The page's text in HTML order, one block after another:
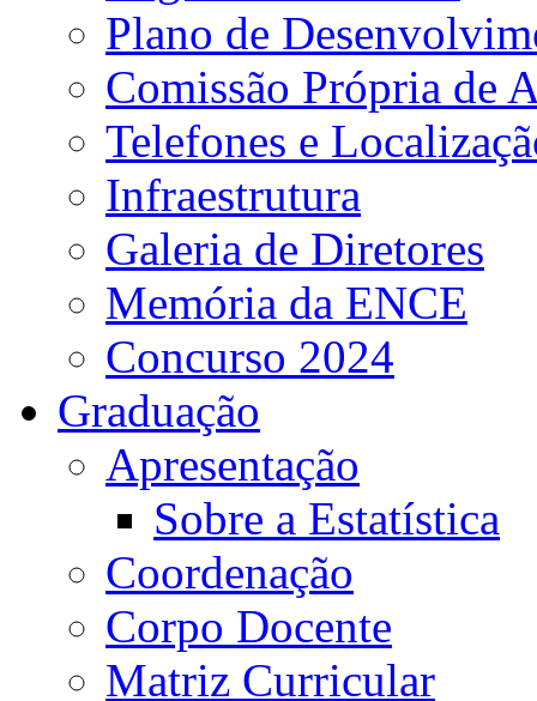
Plano de
Comissão Própria de
Telefones e
Infraestrutura
Galeria de Diretores
Memória da ENCE
Concurso 2024
Graduação
Apresentação
Sobre a Estatística
Coordenação
Corpo Docente
Matriz Curricular